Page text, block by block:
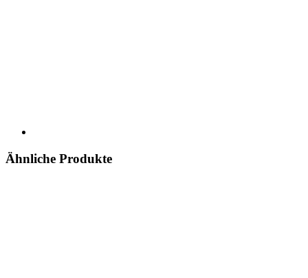
Ähnliche Produkte